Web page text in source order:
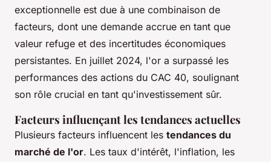
exceptionnelle est due à une combinaison de
facteurs, dont une demande accrue en tant que
valeur refuge et des incertitudes économiques
persistantes. En juillet 2024, l'or a surpassé les
performances des actions du CAC 40, soulignant
son rôle crucial en tant qu'investissement sûr.
Facteurs influençant les tendances actuelles
Plusieurs facteurs influencent les tendances du
marché de l'or. Les taux d'intérêt, l'inflation, les